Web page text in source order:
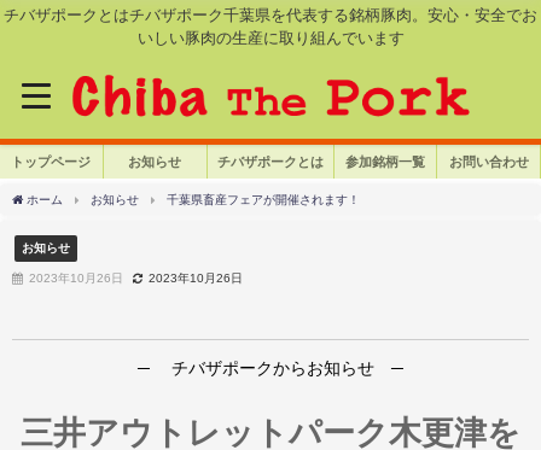
チバザポークとはチバザポーク千葉県を代表する銘柄豚肉。安心・安全でお
いしい豚肉の生産に取り組んでいます
トップページ お知らせ チバザポークとは 参加銘柄一覧 お問い合わせ
ホーム お知らせ 千葉県畜産フェアが開催されます！
お知らせ
2023年10月26日 2023年10月26日
─ チバザポークからお知らせ ─
三井アウトレットパーク木更津を